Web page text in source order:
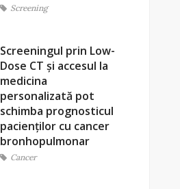
Screening
Screeningul prin Low-
Dose CT și accesul la
medicina
personalizată pot
schimba prognosticul
pacienților cu cancer
bronhopulmonar
Cancer